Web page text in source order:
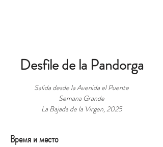
Desfile de la Pandorga
Salida desde la Avenida el Puente
Semana Grande
La Bajada de la Virgen, 2025
Время и место